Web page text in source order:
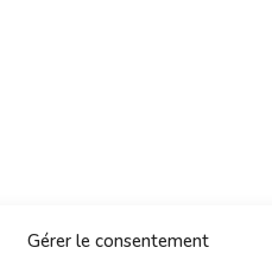
Gérer le consentement